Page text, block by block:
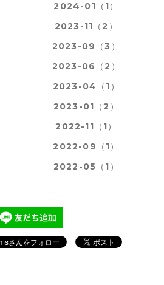
2024-01（1）
2023-11（2）
2023-09（3）
2023-06（2）
2023-04（1）
2023-01（2）
2022-11（1）
2022-09（1）
2022-05（1）